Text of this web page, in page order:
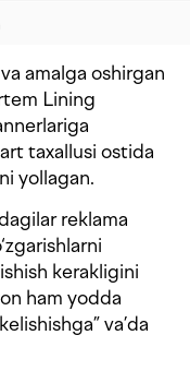
amalga oshirgan
Lining
taxallusi ostida
yollagan.
reklama
kerakligini
ham yodda
va’da